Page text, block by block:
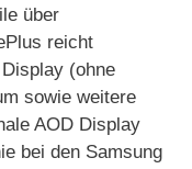
über
reicht
(ohne
sowie weitere
AOD Display
bei den Samsung